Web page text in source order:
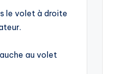
le volet à droite
au volet